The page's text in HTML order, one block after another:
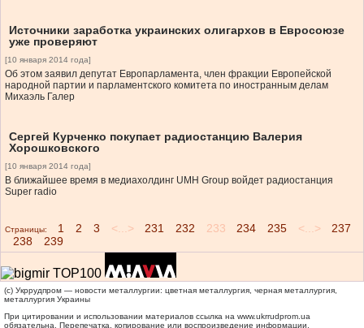
Источники заработка украинских олигархов в Евросоюзе
уже проверяют
[10 января 2014 года]
Об этом заявил депутат Европарламента, член фракции Европейской
народной партии и парламентского комитета по иностранным делам
Михаэль Галер
Сергей Курченко покупает радиостанцию Валерия
Хорошковского
[10 января 2014 года]
В ближайшее время в медиахолдинг UMH Group войдет радиостанция
Super radio
Страницы: 1 2 3 <...> 231 232 233 234 235 <...>
237
238
239
(c) Укррудпром — новости металлургии: цветная металлургия, черная металлургия,
металлургия Украины
При цитировании и использовании материалов ссылка на www.ukrrudprom.ua
обязательна. Перепечатка, копирование или воспроизведение информации,